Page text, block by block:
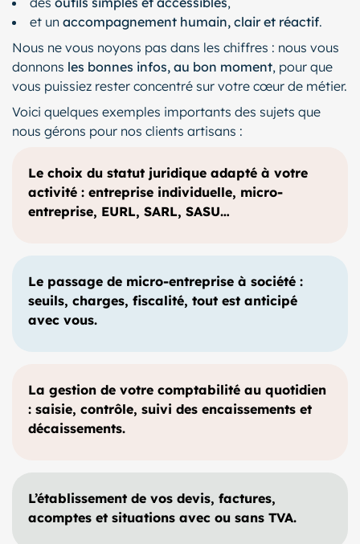
et un accompagnement humain, clair et réactif.
Nous ne vous noyons pas dans les chiffres : nous vous
donnons les bonnes infos, au bon moment, pour que
vous puissiez rester concentré sur votre cœur de métier.
Voici quelques exemples importants des sujets que
nous gérons pour nos clients artisans :
Le choix du statut juridique adapté à votre
activité : entreprise individuelle, micro-
entreprise, EURL, SARL, SASU…
Le passage de micro-entreprise à société :
seuils, charges, fiscalité, tout est anticipé
avec vous.
La gestion de votre comptabilité au quotidien
: saisie, contrôle, suivi des encaissements et
décaissements.
L’établissement de vos devis, factures,
acomptes et situations avec ou sans TVA.